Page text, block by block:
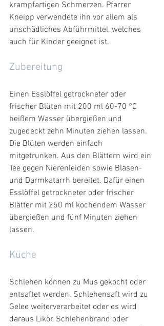
krampfartigen Schmerzen. Pfarrer
Kneipp verwendete ihn vor allem als
unschädliches Abführmittel, welches
auch für Kinder geeignet ist.
Zubereitung
Einen Esslöffel getrockneter oder
frischer Blüten mit 200 ml 60-70 °C
heißem Wasser übergießen und
zugedeckt zehn Minuten ziehen lassen.
Die Blüten werden einfach
mitgetrunken. Aus den Blättern wird ein
Tee gegen Nierenleiden sowie Blasen-
und Darmkatarrh bereitet. Dafür einen
Esslöffel getrockneter oder frischer
Blätter mit 250 ml kochendem Wasser
übergießen und fünf Minuten ziehen
lassen.
Küche
Schlehen können zu Mus gekocht oder
entsaftet werden. Schlehensaft wird zu
Gelee weiterverarbeitet oder es wird
daraus Likör, Schlehenbrand oder